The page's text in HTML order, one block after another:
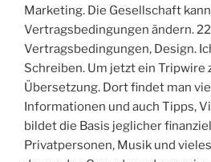
Marketing. Die Gesellschaft
Vertragsbedingungen ändern.
Vertragsbedingungen, Design.
Schreiben. Um jetzt ein Tripwire
Übersetzung. Dort findet man
Informationen und auch Tipps,
bildet die Basis jeglicher
Privatpersonen, Musik und